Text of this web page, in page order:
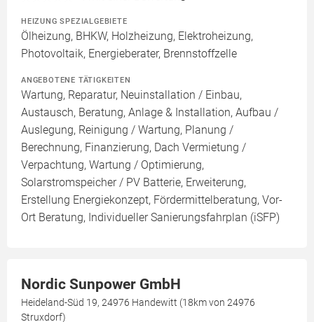
HEIZUNG SPEZIALGEBIETE
Ölheizung, BHKW, Holzheizung, Elektroheizung,
Photovoltaik, Energieberater, Brennstoffzelle
ANGEBOTENE TÄTIGKEITEN
Wartung, Reparatur, Neuinstallation / Einbau,
Austausch, Beratung, Anlage & Installation, Aufbau /
Auslegung, Reinigung / Wartung, Planung /
Berechnung, Finanzierung, Dach Vermietung /
Verpachtung, Wartung / Optimierung,
Solarstromspeicher / PV Batterie, Erweiterung,
Erstellung Energiekonzept, Fördermittelberatung, Vor-
Ort Beratung, Individueller Sanierungsfahrplan (iSFP)
Nordic Sunpower GmbH
Heideland-Süd 19, 24976 Handewitt (18km von 24976
Struxdorf)